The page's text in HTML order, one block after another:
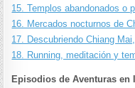
15. Templos abandonados o
16. Mercados nocturnos de
17. Descubriendo Chiang
18. Running, meditación y
Episodios de Aventuras en